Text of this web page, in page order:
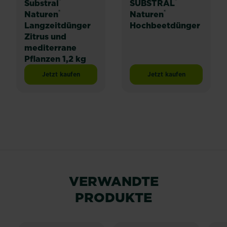
Substral
Naturen®
Langzeitdünger
Zitrus und
mediterrane
Pflanzen 1,2 kg
Jetzt kaufenSubstral® Naturen® Langzeitdünger Zitrus und
SUBSTRAL
Naturen®
Hochbeetdünger
Jetzt kaufenSUBSTRAL®
VERWANDTE
PRODUKTE